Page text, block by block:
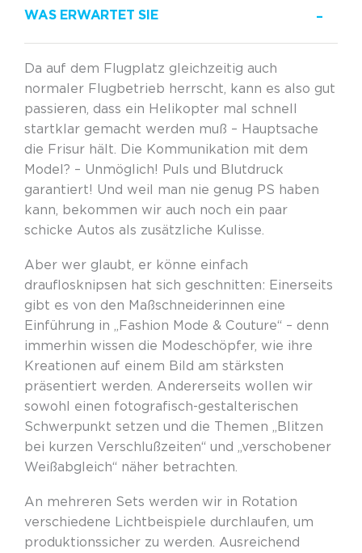
WAS ERWARTET SIE
Da auf dem Flugplatz gleichzeitig auch
normaler Flugbetrieb herrscht, kann es also gut
passieren dass ein Helikopter mal schnell
startklar gemacht werden muß – Hauptsache
die Frisur hält. Die Kommunikation mit dem
Model? – Unmöglich! Puls und Blutdruck
garantiert! Und weil man nie genug PS haben
kann, bekommen wir auch noch ein paar
schicke Autos als zusätzliche Kulisse.
Aber wer glaubt er könne einfach
drauflosknipsen hat sich geschnitten: Einerseits
gibt es von den Maßschneiderinnen eine
Einführung in „Fashion Mode & Couture“ – denn
immerhin wissen die Modeschöpfer, wie ihre
Kreationen auf einem Bild am stärksten
präsentiert werden. Andererseits wollen wir
sowohl einen fotografisch-gestalterischen
Schwerpunkt setzen und die Themen „Blitzen
bei kurzen Verschlußzeiten“ und „verschobener
Weißabgleich“ näher betrachten.
An mehreren Sets werden wir in Rotation
verschiedene Lichtbeispiele durchlaufen, um
produktionssicher zu werden. Ausreichend